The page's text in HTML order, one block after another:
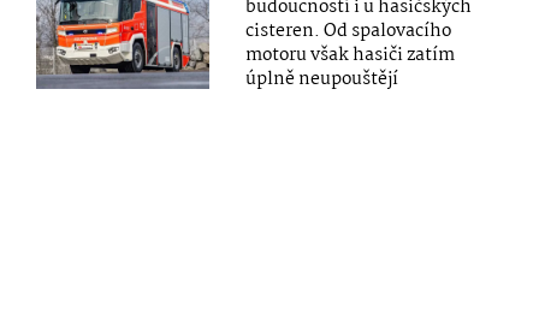
budoucností i u hasičských
cisteren. Od spalovacího
motoru však hasiči zatím
úplně neupouštějí